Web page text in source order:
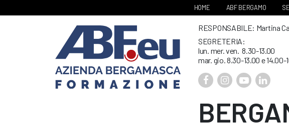
HOME ABF BERGAMO
RESPONSABILE: Martina
SEGRETERIA:
lun. mer. ven. 8.30-13.00
mar. gio. 8.30-13.00 e 14.00-